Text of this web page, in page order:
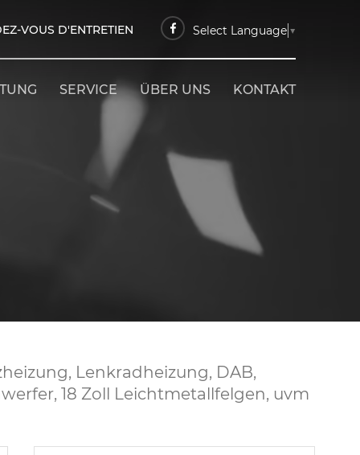
VOUS D'ENTRETIEN Select Language ▼
SERVICE ÜBER UNS KONTAKT
Lenkradheizung, DAB,
18 Zoll Leichtmetallfelgen, uvm